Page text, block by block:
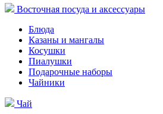
Восточная посуда и аксессуары
Блюда
Казаны и мангалы
Косушки
Пиалушки
Подарочные наборы
Чайники
Чай